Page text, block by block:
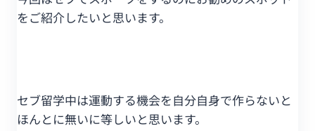
をご紹介したいと思います。
セブ留学中は運動する機会を自分自身で作らないと
ほんとに無いに等しいと思います。